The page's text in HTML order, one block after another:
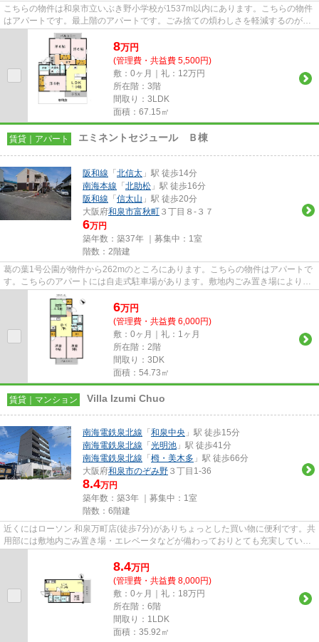
こちらの物件は和泉市立いぶき野小学校が1537m以内にあります。こちらの物件
はアパートです。最上階のアパートです。ごみ捨ての煩わしさを軽減するのが、
敷地内ごみ置き場です。物件の...
8万円
(管理費・共益費 5,500円)
敷：0ヶ月｜礼：12万円
所在階：3階
間取り：3LDK
面積：67.15㎡
賃貸｜アパート エミネントセジュール Ｂ棟
阪和線 「 北信太 」駅 徒歩14分
南海本線 「 北助松 」駅 徒歩16分
阪和線 「 信太山 」駅 徒歩20分
大阪府和泉市富秋町 ３丁目８-３７
6万円
築年数：築37年 ｜募集中： 1室
階数：2階建
葛の葉1号公園が物件から262mのところにあります。こちらの物件はアパートで
す。こちらのアパートには自走式駐車場があります。敷地内ごみ置き場により、
敷地外のごみ置き場に行く手間...
6万円
(管理費・共益費 6,000円)
敷：0ヶ月｜礼：1ヶ月
所在階：2階
間取り：3DK
面積：54.73㎡
賃貸｜マンション Villa Izumi Chuo
南海電鉄泉北線 「 和泉中央 」駅 徒歩15分
南海電鉄泉北線 「 光明池 」駅 徒歩41分
南海電鉄泉北線 「 栂・美木多 」駅 徒歩66分
大阪府和泉市のぞみ野 ３丁目1-36
8.4万円
築年数：築3年 ｜募集中： 1室
階数：6階建
近くにはローソン 和泉万町店(徒歩7分)がありちょっとした買い物に便利です。共
用部には敷地内ごみ置き場・エレベータなどが備わっておりとても充実していま
8.4万円
(管理費・共益費 8,000円)
敷：0ヶ月｜礼：18万円
所在階：6階
間取り：1LDK
面積：35.92㎡